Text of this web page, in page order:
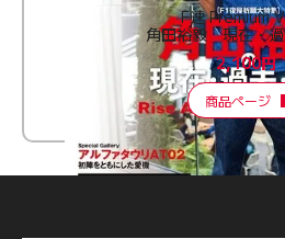
F速 Premium
角田裕毅 現在・
2,100円
商品ページ